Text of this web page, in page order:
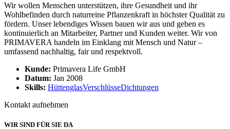
Wir wollen Menschen unterstützen, ihre Gesundheit und ihr
Wohlbefinden durch naturreine Pflanzenkraft in höchster Qualität zu
fördern. Unser lebendiges Wissen bauen wir aus und geben es
kontinuierlich an Mitarbeiter, Partner und Kunden weiter. Wir von
PRIMAVERA handeln im Einklang mit Mensch und Natur –
umfassend nachhaltig, fair und respektvoll.
Kunde: Primavera Life GmbH
Datum: Jan 2008
Skills: HüttenglasVerschlüsseDichtungen
Kontakt aufnehmen
WIR SIND FÜR SIE DA